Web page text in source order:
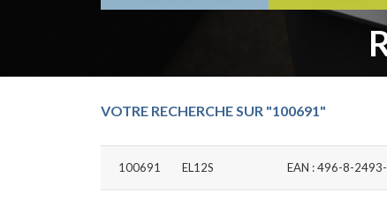
VOTRE RECHERCHE SUR "100691"
100691 EL12S EAN : 496-8-